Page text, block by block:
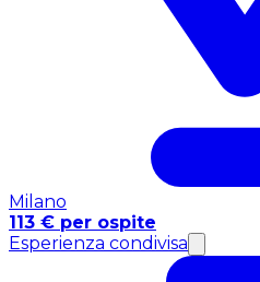
Milano
113 € per ospite
Esperienza condivisa